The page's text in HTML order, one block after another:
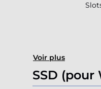
Voir plus
SSD (pour